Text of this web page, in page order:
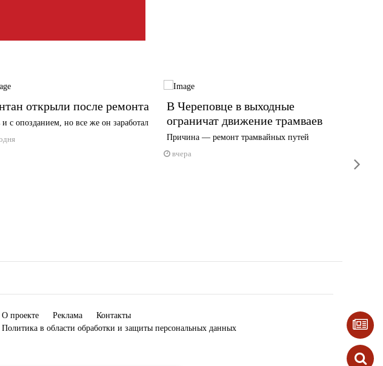
открыли после ремонта
и с опозданием, но все же он заработал
В Череповце в выходные
ограничат движение трамваев
Причина — ремонт трамвайных путей
вчера
О проекте Реклама
Контакты
Политика в области обработки и защиты персональных данных